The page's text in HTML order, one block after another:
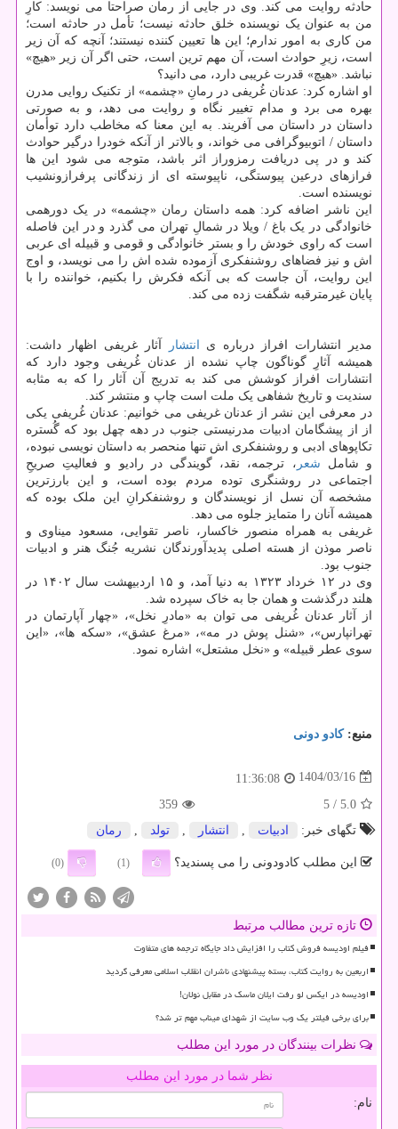
حادثه روایت می کند. وی در جایی از رمان صراحتا می نویسد: کارِ
من به عنوان یک نویسنده خلق حادثه نیست؛ تأمل در حادثه است؛
من کاری به امور ندارم؛ این ها تعیین کننده نیستند؛ آنچه که آن زیر
است، زیرِ حوادث است، آن مهم ترین است، حتی اگر آن زیر «هیچ»
نباشد. «هیچ» قدرت غریبی دارد، می دانید؟
او اشاره کرد: عدنان غُریفی در رمانِ «چشمه» از تکنیک روایی مدرن
بهره می برد و مدام تغییر نگاه و روایت می دهد، و به صورتی
داستان در داستان می آفریند. به این معنا که مخاطب دارد توأمان
داستان / اتوبیوگرافی می خواند، و بالاتر از آنکه خودرا درگیر حوادث
کند و در پی دریافت رمزوراز اثر باشد، متوجه می شود این ها
فرازهای درعین پیوستگی، ناپیوسته ای از زندگانی پرفرازونشیب
نویسنده است.
این ناشر اضافه کرد: همه داستان رمان «چشمه» در یک دورهمی
خانوادگی در یک باغ / ویلا در شمالِ تهران می گذرد و در این فاصله
است که راوی خودش را و بستر خانوادگی و قومی و قبیله ای عربی
اش و نیز فضاهای روشنفکری آزموده شده اش را می نویسد، و اوج
این روایت، آن جاست که بی آنکه فکرش را بکنیم، خواننده را با
پایان غیرمترقبه شگفت زده می کند.
مدیر انتشارات افراز درباره ی انتشار
آثار غریفی اظهار داشت:
همیشه آثارِ گوناگون چاپ نشده از عدنان غُریفی وجود دارد که
انتشارات افراز کوشش می کند به تدریج آن آثار را که به مثابه
سندیت و تاریخ شفاهی یک ملت است چاپ و منتشر کند.
در معرفی این نشر از عدنان غریفی می خوانیم: عدنان غُریفی یکی
از از پیشگامان ادبیات مدرنیستی جنوب در دهه چهل بود که گُستره
تکاپوهای ادبی و روشنفکری اش تنها منحصر به داستان نویسی نبوده،
و شامل شعر ، ترجمه، نقد، گویندگی در رادیو و فعالیتِ صریحِ
اجتماعی در روشنگری توده مردم بوده است، و این بارزترین
مشخصه آن نسل از نویسندگان و روشنفکرانِ این ملک بوده که
همیشه آنان را متمایز جلوه می دهد.
غریفی به همراه منصور خاکسار، ناصر تقوایی، مسعود میناوی و
ناصر موذن از هسته اصلی پدیدآورندگان نشریه جُنگ هنر و ادبیات
جنوب بود.
وی در ۱۲ خرداد ۱۳۲۳ به دنیا آمد، و ۱۵ اردبیهشت سال ۱۴۰۲ در
هلند درگذشت و همان جا به خاک سپرده شد.
از آثار عدنان غُریفی می توان به «مادرِ نخل»، «چهار آپارتمان در
تهرانپارس»، «شنل پوش در مه»، «مرغ عشق»، «سکه ها»، «این
سوی عطر قبیله» و «نخل مشتعل» اشاره نمود.
منبع:كادو دونی
1404/03/16
11:36:08
5.0
/ 5
359
تگهای خبر:
ادبیات انتشار تولد رمان
این مطلب کادودونی را می پسندید؟ (1)
(0)
تازه ترین مطالب مرتبط
فیلم اودیسه فروش کتاب را افزایش داد جایگاه ترجمه های متفاوت
اربعین به روایت کتاب، بسته پیشنهادی ناشران انقلاب اسلامی معرفی گردید
اودیسه در ایکس لو رفت ایلان ماسک در مقابل نولان!
برای برخی فیلتر یک وب سایت از شهدای میناب مهم تر شد؟
نظرات بینندگان در مورد این مطلب
نظر شما در مورد این مطلب
نام: